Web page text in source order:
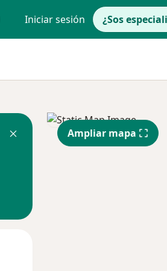
Iniciar sesión ¿Sos
Ampliar mapa